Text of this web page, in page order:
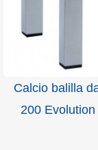
Calcio balilla
200